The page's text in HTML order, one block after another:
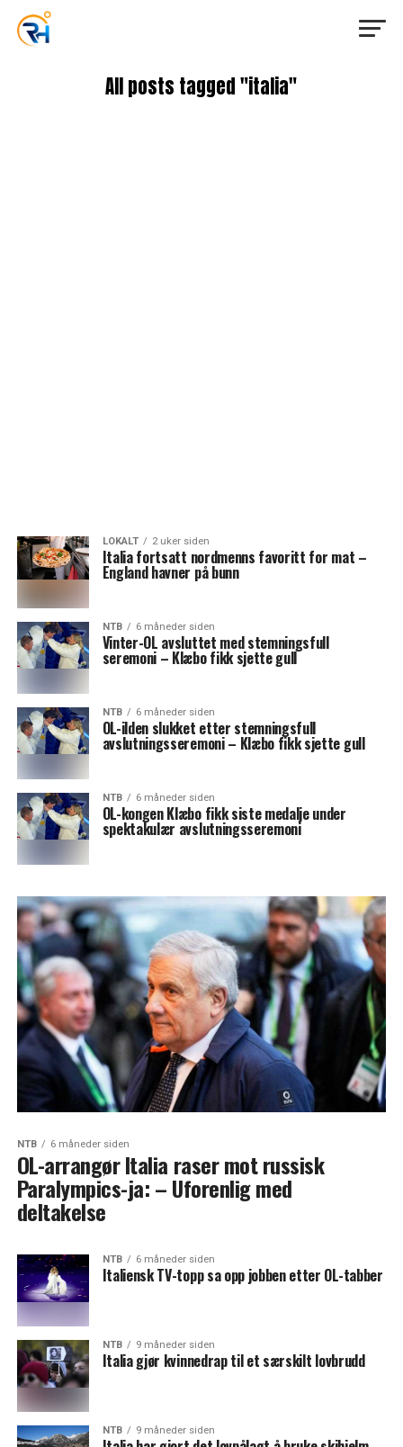
All posts tagged "italia"
LOKALT 2 uker siden
Italia fortsatt nordmenns favoritt for mat –
England havner på bunn
NTB 6 måneder siden
Vinter-OL avsluttet med stemningsfull
seremoni – Klæbo fikk sjette gull
NTB 6 måneder siden
OL-ilden slukket etter stemningsfull
avslutningsseremoni – Klæbo fikk sjette gull
NTB 6 måneder siden
OL-kongen Klæbo fikk siste medalje under
spektakulær avslutningsseremoni
NTB 6 måneder siden
OL-arrangør Italia raser mot russisk
Paralympics-ja: – Uforenlig med
deltakelse
NTB 6 måneder siden
Italiensk TV-topp sa opp jobben etter OL-tabber
NTB 9 måneder siden
Italia gjør kvinnedrap til et særskilt lovbrudd
NTB 9 måneder siden